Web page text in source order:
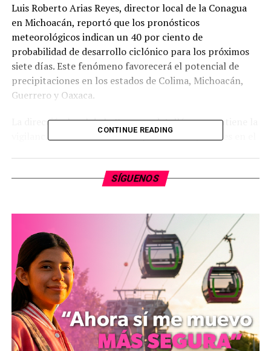
Luis Roberto Arias Reyes, director local de la Conagua
en Michoacán, reportó que los pronósticos
meteorológicos indican un 40 por ciento de
probabilidad de desarrollo ciclónico para los próximos
siete días. Este fenómeno favorecerá el potencial de
precipitaciones en los estados de Colima, Michoacán,
Guerrero y Oaxaca.
La dirección local de la Conagua detalló que mantiene la
vigilancia sobre los niveles de presas, ríos y drenes en el
se sitúa en el 56.35 por ciento de su capacidad, por lo
que se continuará con el monitoreo constante.
Asimismo, la institución señaló que mantiene
coordinación con las autoridades de Protección Civil
para el desarrollo de medidas preventivas durante la
actual temporada de lluvias.
mizitacuaro
CONTINUE READING
SÍGUENOS